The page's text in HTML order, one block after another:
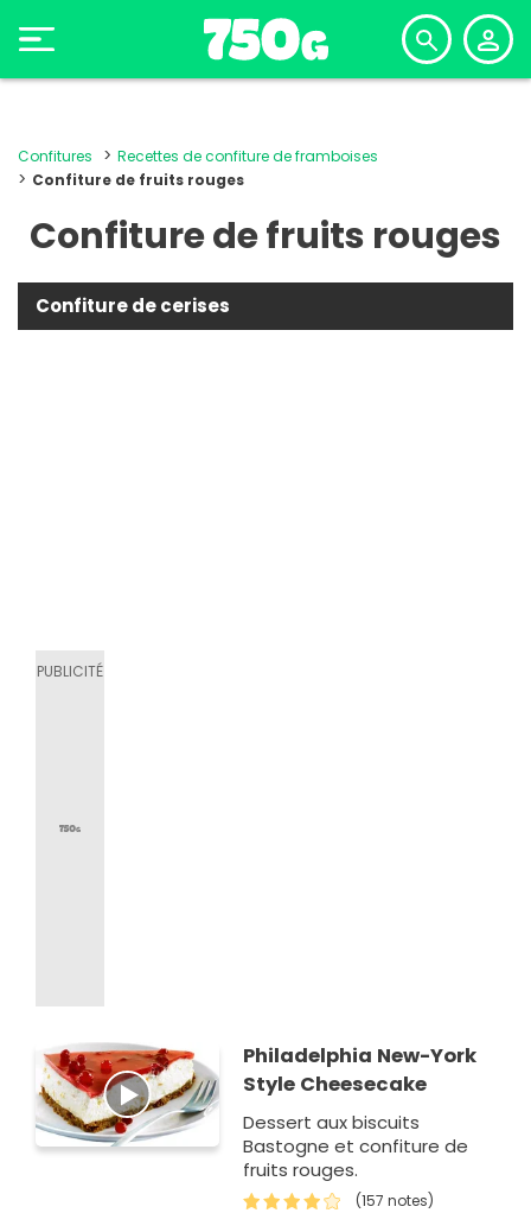
Confitures
Recettes de confiture de framboises
Confiture de fruits rouges
Confiture de fruits rouges
Confiture de cerises
Philadelphia New-York
Style Cheesecake
Dessert aux biscuits
Bastogne et confiture de
fruits rouges.
(157 notes)